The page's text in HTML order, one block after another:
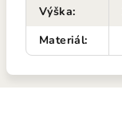
Výška:
Materiál: